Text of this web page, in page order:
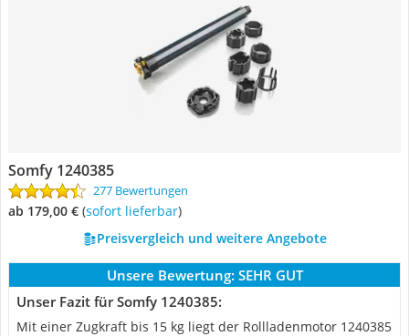
Somfy 1240385
277 Bewertungen
ab 179,00 € ( Sofort lieferbar)
Preisvergleich und weitere Angebote
Unsere Bewertung: SEHR GUT
Unser Fazit für Somfy 1240385:
Mit einer Zugkraft bis 15 kg liegt der Rollladenmotor 1240385